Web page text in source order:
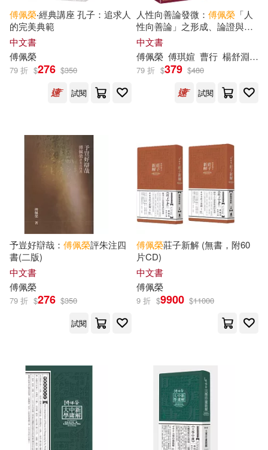
傅佩榮‧經典講座 孔子：追求人
的完美典範
中文書
傅佩榮
79 折 $276 $350
試閱
人性向善論發微： 傅佩榮 「人
性向善論」之形成、論證與應
用
中文書
傅佩榮 傅琪媗 曹行 楊舒淵 熊
79 折 $379 $480
試閱
予豈好辯哉： 傅佩榮評朱注四
書(二版)
中文書
傅佩榮
79 折 $276 $350
試閱
傅佩榮莊子新解 (無書，附60
片CD)
中文書
傅佩榮
9 折 $9900 $11000